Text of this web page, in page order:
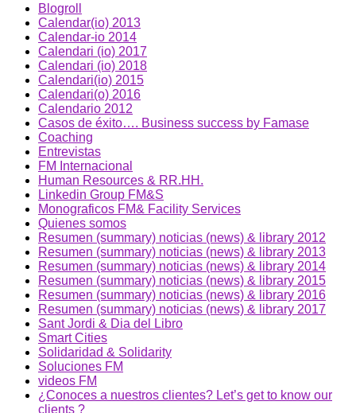
Blogroll
Calendar(io) 2013
Calendar-io 2014
Calendari (io) 2017
Calendari (io) 2018
Calendari(io) 2015
Calendari(o) 2016
Calendario 2012
Casos de éxito…. Business success by Famase
Coaching
Entrevistas
FM Internacional
Human Resources & RR.HH.
Linkedin Group FM&S
Monograficos FM& Facility Services
Quienes somos
Resumen (summary) noticias (news) & library 2012
Resumen (summary) noticias (news) & library 2013
Resumen (summary) noticias (news) & library 2014
Resumen (summary) noticias (news) & library 2015
Resumen (summary) noticias (news) & library 2016
Resumen (summary) noticias (news) & library 2017
Sant Jordi & Dia del Libro
Smart Cities
Solidaridad & Solidarity
Soluciones FM
videos FM
¿Conoces a nuestros clientes? Let’s get to know our
clients ?